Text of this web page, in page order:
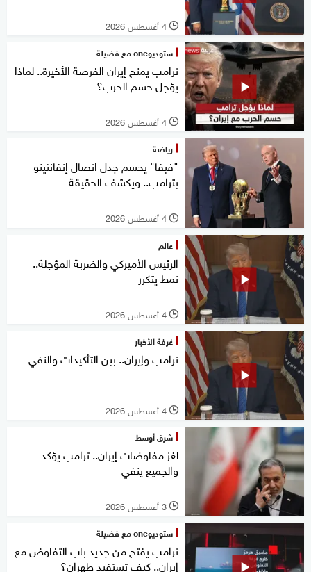
l 4 أغسطس 2026
ستوديوone مع فضيلة
ترامب يمنح إيران الفرصة الأخيرة.. لماذا
يؤجل حسم الحرب؟
l 4 أغسطس 2026
رياضة
"فيفا" يحسم جدل اتصال إنفانتينو
بترامب.. ويكشف الحقيقة
l 4 أغسطس 2026
عالم
الرئيس الأميركي والضربة المؤجلة..
نمط يتكرر
l 4 أغسطس 2026
غرفة الأخبار
ترامب وإيران.. بين التأكيدات والنفي
l 4 أغسطس 2026
شرق أوسط
لغز مفاوضات إيران.. ترامب يؤكد
والجميع ينفي
l 3 أغسطس 2026
ستوديوone مع فضيلة
ترامب يفتح من جديد باب التفاوض مع
إيران.. كيف تستفيد طهران؟